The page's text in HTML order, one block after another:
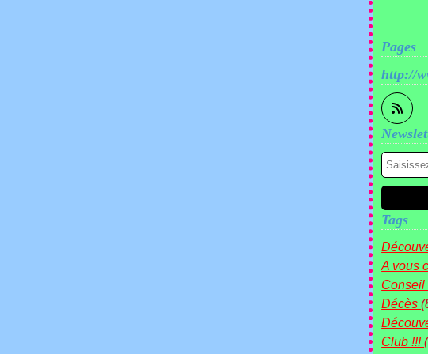
Pages
http://
Tags
A vous
Décès
Club !!!